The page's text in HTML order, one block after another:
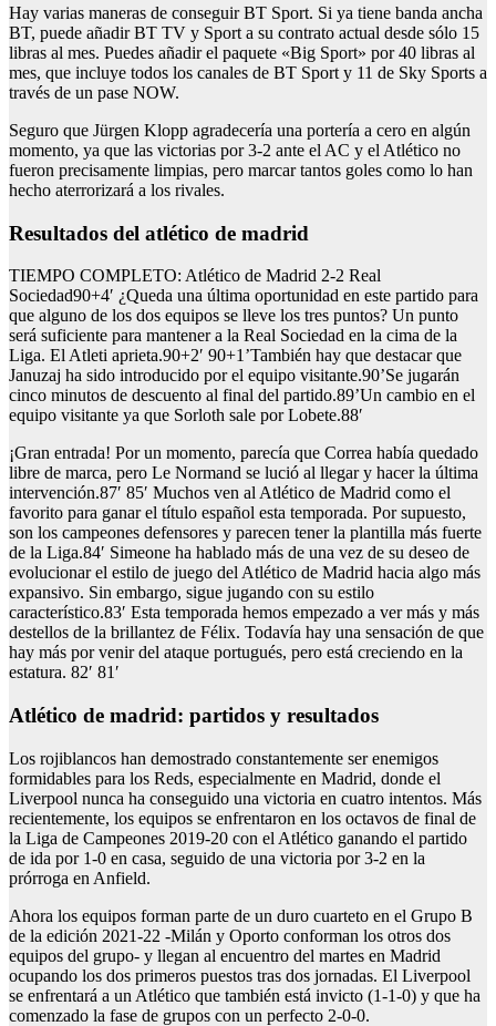
Hay varias maneras de conseguir BT Sport. Si ya tiene banda ancha
BT, puede añadir BT TV y Sport a su contrato actual desde sólo 15
libras al mes. Puedes añadir el paquete «Big Sport» por 40 libras al
mes, que incluye todos los canales de BT Sport y 11 de Sky Sports a
través de un pase NOW.
Seguro que Jürgen Klopp agradecería una portería a cero en algún
momento, ya que las victorias por 3-2 ante el AC y el Atlético no
fueron precisamente limpias, pero marcar tantos goles como lo han
hecho aterrorizará a los rivales.
resultados del atlético de madrid
TIEMPO COMPLETO: Atlético de Madrid 2-2 Real
Sociedad90+4′ ¿Queda una última oportunidad en este partido para
que alguno de los dos equipos se lleve los tres puntos? Un punto
será suficiente para mantener a la Real Sociedad en la cima de la
Liga. El Atleti aprieta.90+2′ 90+1’También hay que destacar que
Januzaj ha sido introducido por el equipo visitante.90’Se jugarán
cinco minutos de descuento al final del partido.89’Un cambio en el
equipo visitante ya que Sorloth sale por Lobete.88′
¡Gran entrada! Por un momento, parecía que Correa había quedado
libre de marca, pero Le Normand se lució al llegar y hacer la última
intervención.87′ 85′ Muchos ven al Atlético de Madrid como el
favorito para ganar el título español esta temporada. Por supuesto,
son los campeones defensores y parecen tener la plantilla más fuerte
de la Liga.84′ Simeone ha hablado más de una vez de su deseo de
evolucionar el estilo de juego del Atlético de Madrid hacia algo más
expansivo. Sin embargo, sigue jugando con su estilo
característico.83′ Esta temporada hemos empezado a ver más y más
destellos de la brillantez de Félix. Todavía hay una sensación de que
hay más por venir del ataque portugués, pero está creciendo en la
estatura. 82′ 81′
atlético de madrid: partidos y resultados
Los rojiblancos han demostrado constantemente ser enemigos
formidables para los Reds, especialmente en Madrid, donde el
Liverpool nunca ha conseguido una victoria en cuatro intentos. Más
recientemente, los equipos se enfrentaron en los octavos de final de
la Liga de Campeones 2019-20 con el Atlético ganando el partido
de ida por 1-0 en casa, seguido de una victoria por 3-2 en la
prórroga en Anfield.
Ahora los equipos forman parte de un duro cuarteto en el Grupo B
de la edición 2021-22 -Milán y Oporto conforman los otros dos
equipos del grupo- y llegan al encuentro del martes en Madrid
ocupando los dos primeros puestos tras dos jornadas. El Liverpool
se enfrentará a un Atlético que también está invicto (1-1-0) y que ha
comenzado la fase de grupos con un perfecto 2-0-0.